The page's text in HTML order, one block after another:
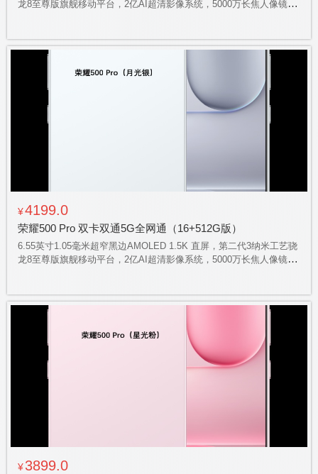
龙8至尊版旗舰移动平台，2亿AI超清影像系统，5000万长焦人像镜
实体按键加持
¥4199.0
荣耀500 Pro 双卡双通5G全网通（16+512G版）
6.55英寸1.05毫米超窄黑边AMOLED 1.5K 直屏，第二代3纳米工艺骁
龙8至尊版旗舰移动平台，2亿AI超清影像系统，5000万长焦人像镜
实体按键加持
¥3899.0